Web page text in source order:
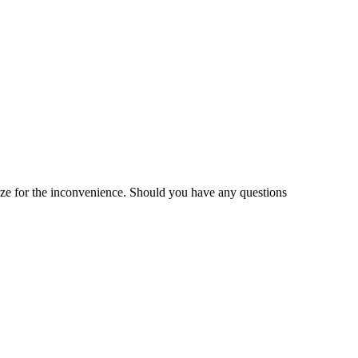
for the inconvenience. Should you have any questions